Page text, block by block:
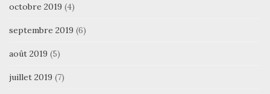
octobre 2019 (4)
septembre 2019 (6)
août 2019 (5)
juillet 2019 (7)